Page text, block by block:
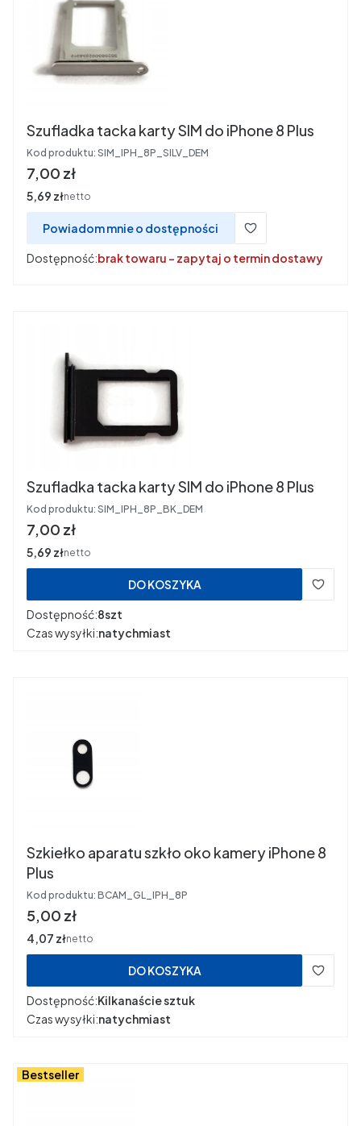
Szufladka tacka karty SIM do iPhone 8 Plus
Kod produktu: SIM_IPH_8P_SILV_DEM
Cena
7,00 zł
Cena
5,69 złnetto
Powiadom mnie o dostępności
Dostępność:brak towaru - zapytaj o termin dostawy
Szufladka tacka karty SIM do iPhone 8 Plus
Kod produktu: SIM_IPH_8P_BK_DEM
Cena
7,00 zł
Cena
5,69 złnetto
DO KOSZYKA
Dostępność:8szt
Czas wysyłki:natychmiast
Szkiełko aparatu szkło oko kamery iPhone 8
Plus
Kod produktu: BCAM_GL_IPH_8P
Cena
5,00 zł
Cena
4,07 złnetto
DO KOSZYKA
Dostępność:Kilkanaście sztuk
Czas wysyłki:natychmiast
Bestseller